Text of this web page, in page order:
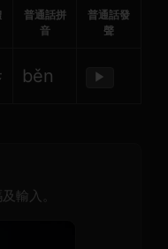
普通話拼
音
普通話發
聲
běn ▶
輸入。